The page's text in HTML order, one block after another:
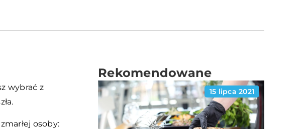
wybrać z
osoby:
Rekomendowane
15 lipca 2021